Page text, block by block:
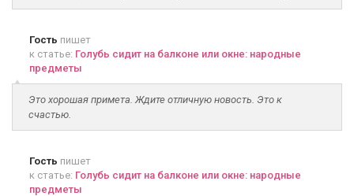
Гость пишет
к статье: Голубь сидит на балконе или окне: народные
предметы
Это хорошая примета. Ждите отличную новость. Это к
счастью.
Гость пишет
к статье: Голубь сидит на балконе или окне: народные
предметы